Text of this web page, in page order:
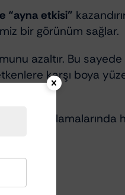
“ayna etkisi”
bir görünüm sağlar.
azaltır. Bu
karşı boya
uygulamalarında